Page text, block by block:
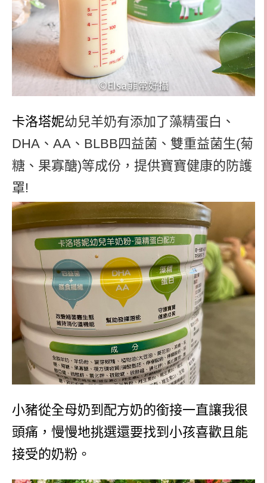
卡洛塔妮幼兒羊奶有添加了藻精蛋白、
DHA、AA、BLBB四益菌、雙重益菌生(菊
糖、果寡醣)等成份，提供寶寶健康的防護
罩!
小豬從全母奶到配方奶的銜接一直讓我很
頭痛，慢慢地挑選還要找到小孩喜歡且能
接受的奶粉。